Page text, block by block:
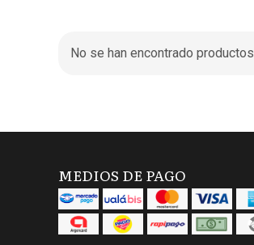
No se han encontrado productos
MEDIOS DE PAGO